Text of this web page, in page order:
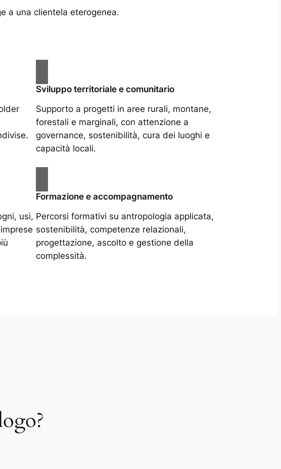
a una clientela eterogenea.
Sviluppo territoriale e comunitario
Supporto a progetti in aree rurali, montane,
forestali e marginali, con attenzione a
governance, sostenibilità, cura dei luoghi e
capacità locali.
usi,
Formazione e accompagnamento
Percorsi formativi su antropologia applicata,
sostenibilità, competenze relazionali,
progettazione, ascolto e gestione della
complessità.